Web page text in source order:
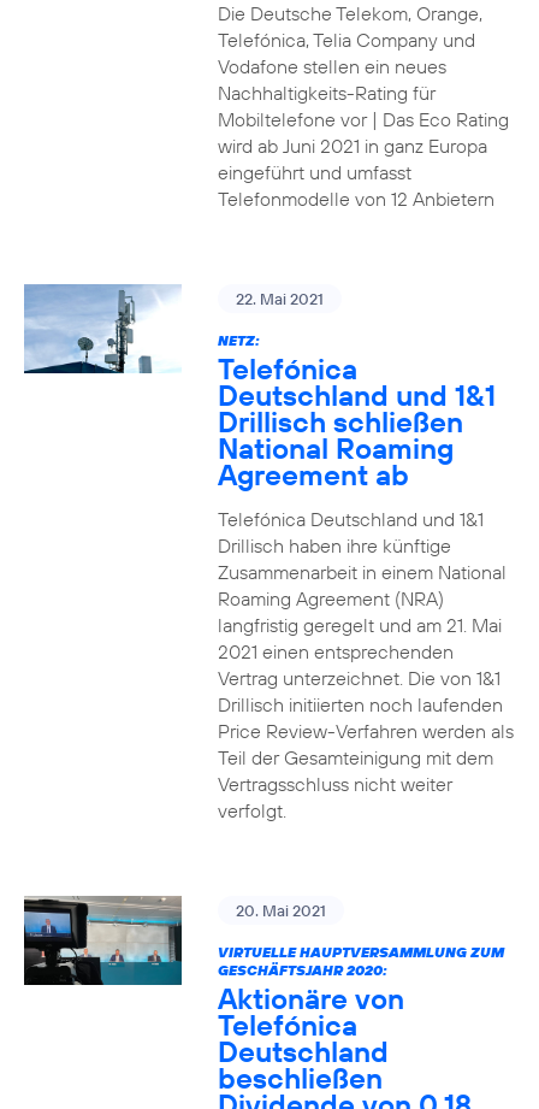
Die Deutsche Telekom, Orange,
Telefónica, Telia Company und
Vodafone stellen ein neues
Nachhaltigkeits-Rating für
Mobiltelefone vor | Das Eco Rating
wird ab Juni 2021 in ganz Europa
eingeführt und umfasst
Telefonmodelle von 12 Anbietern
22. Mai 2021
NETZ:
Telefónica
Deutschland und 1&1
Drillisch schließen
National Roaming
Agreement ab
Telefónica Deutschland und 1&1
Drillisch haben ihre künftige
Zusammenarbeit in einem National
Roaming Agreement (NRA)
langfristig geregelt und am 21. Mai
2021 einen entsprechenden
Vertrag unterzeichnet. Die von 1&1
Drillisch initiierten noch laufenden
Price Review-Verfahren werden als
Teil der Gesamteinigung mit dem
Vertragsschluss nicht weiter
verfolgt.
20. Mai 2021
VIRTUELLE HAUPTVERSAMMLUNG ZUM
GESCHÄFTSJAHR 2020:
Aktionäre von
Telefónica
Deutschland
beschließen